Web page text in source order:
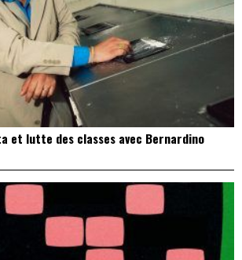
et lutte des classes avec Bernardino